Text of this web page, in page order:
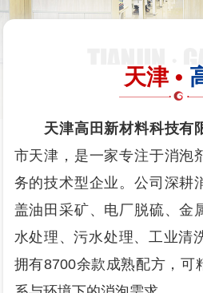
天津 •
天津高田新材料科技有
市天津，是一家专注于消泡
务的技术型企业。公司深耕
盖油田采矿、电厂脱硫、金
水处理、污水处理、工业清
拥有8700余款成熟配方，可